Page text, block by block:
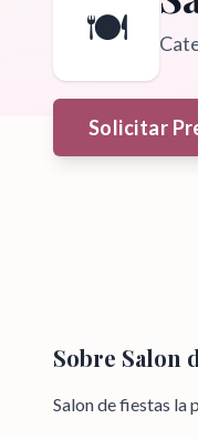
🍽️
Solicitar
Sobre Salon
Salon de fiestas la